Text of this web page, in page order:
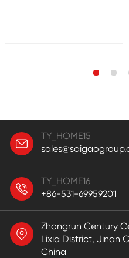
TY_HOME15
TY_HOME16
+86-531-69959201
Zhongrun Century
Lixia District, Jinan
China